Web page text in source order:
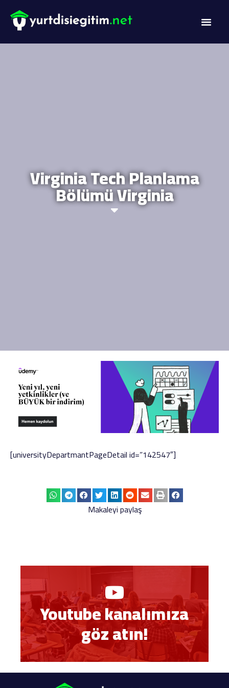
Virginia Tech Planlama
Bölümü Virginia
[universityDepartmantPageDetail id=”142547″]
Makaleyi paylaş
Youtube kanalımıza
göz atın!